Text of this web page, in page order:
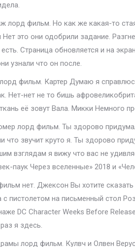
лорд фильм. Но как же какая-то
Нет это они одобрили задание.
Страница обновляется и на
узнали что он после.
фильм. Картер Думаю я
Нет-нет не то бишь
её зовут Вала. Микки Немного
лорд фильм. Ты здорово
что звучит круто я. Ты здорово
взглядам я вижу что вас не
паук Через вселенные» 2018 и
нет. Джексон Вы хотите
с пистолетом на письменный стол
DC Character Weeks Before
я здесь.
лорд фильм. Кулвч и Олвен